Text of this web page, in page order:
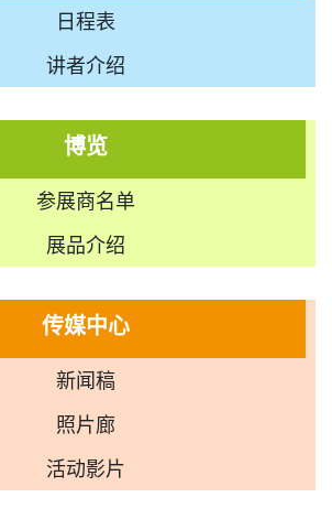
日程表
讲者介绍
博览
参展商名单
展品介绍
传媒中心
新闻稿
照片廊
活动影片